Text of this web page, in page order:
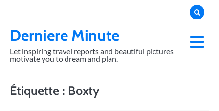
contentDerniere Minute
Let inspiring travel reports and beautiful pictures
motivate you to dream and plan.
Étiquette : Boxty